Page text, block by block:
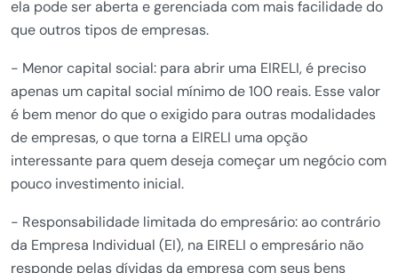
ela pode ser aberta e gerenciada com mais facilidade do
que outros tipos de empresas.
- Menor capital social: para abrir uma EIRELI, é preciso
apenas um capital social mínimo de 100 reais. Esse valor
é bem menor do que o exigido para outras modalidades
de empresas, o que torna a EIRELI uma opção
interessante para quem deseja começar um negócio com
pouco investimento inicial.
- Responsabilidade limitada do empresário: ao contrário
da Empresa Individual (EI), na EIRELI o empresário não
responde pelas dívidas da empresa com seus bens